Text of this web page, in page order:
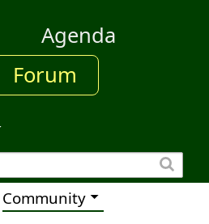
Agenda
Forum
Community